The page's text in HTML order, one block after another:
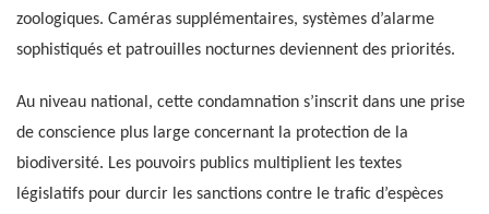
zoologiques. Caméras supplémentaires, systèmes d’alarme
sophistiqués et patrouilles nocturnes deviennent des priorités.
Au niveau national, cette condamnation s’inscrit dans une prise
de conscience plus large concernant la protection de la
biodiversité. Les pouvoirs publics multiplient les textes
législatifs pour durcir les sanctions contre le trafic d’espèces